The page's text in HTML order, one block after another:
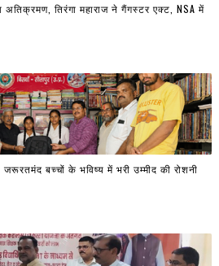
तिरंगा महाराज ने गैंगस्टर एक्ट, NSA में
बच्चों के भविष्य में भरी उम्मीद की रोशनी